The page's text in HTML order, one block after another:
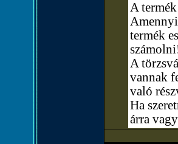
A
termék
A
vannak
való
Ha
árra